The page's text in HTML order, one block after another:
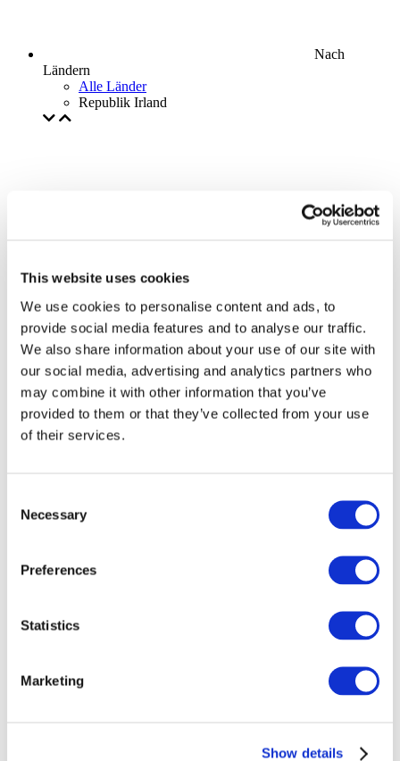
This website uses cookies
We use cookies to personalise content and ads, to
provide social media features and to analyse our traffic.
We also share information about your use of our site with
our social media, advertising and analytics partners who
may combine it with other information that you’ve
provided to them or that they’ve collected from your use
of their services.
Selection
Necessary
Preferences
Statistics
Marketing
Show details
Nach
Ländern
Alle Länder
Republik Irland